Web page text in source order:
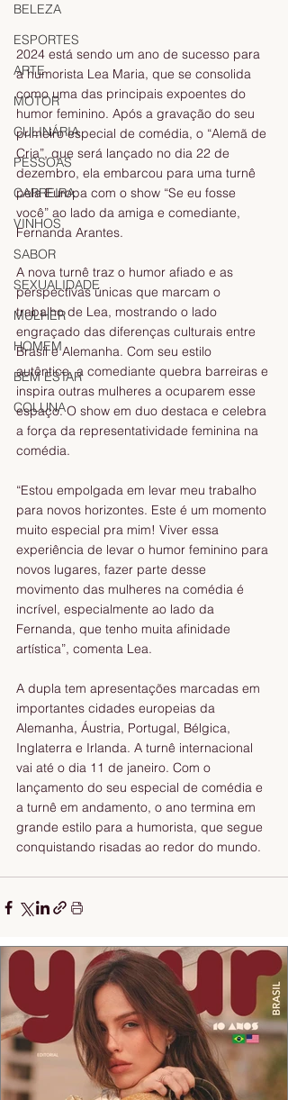
BELEZA
ESPORTES
ARTE
MOTOR
CULINÁRIA
PESSOAS
CARREIRA
VINHOS
SABOR
SEXUALIDADE
MULHER
HOMEM
BEM ESTAR
COLUNA
2024 está sendo um ano de sucesso para
a humorista Lea Maria, que se consolida
como uma das principais expoentes do
humor feminino. Após a gravação do seu
primeiro especial de comédia, o “Alemã de
Cria”, que será lançado no dia 22 de
dezembro, ela embarcou para uma turnê
pela Europa com o show “Se eu fosse
você” ao lado da amiga e comediante,
Fernanda Arantes.
A nova turnê traz o humor afiado e as
perspectivas únicas que marcam o
trabalho de Lea, mostrando o lado
engraçado das diferenças culturais entre
Brasil e Alemanha. Com seu estilo
autêntico, a comediante quebra barreiras e
inspira outras mulheres a ocuparem esse
espaço. O show em duo destaca e celebra
a força da representatividade feminina na
comédia.
“Estou empolgada em levar meu trabalho
para novos horizontes. Este é um momento
muito especial pra mim! Viver essa
experiência de levar o humor feminino para
novos lugares, fazer parte desse
movimento das mulheres na comédia é
incrível, especialmente ao lado da
Fernanda, que tenho muita afinidade
artística”, comenta Lea.
A dupla tem apresentações marcadas em
importantes cidades europeias da
Alemanha, Áustria, Portugal, Bélgica,
Inglaterra e Irlanda. A turnê internacional
vai até o dia 11 de janeiro. Com o
lançamento do seu especial de comédia e
a turnê em andamento, o ano termina em
grande estilo para a humorista, que segue
conquistando risadas ao redor do mundo.